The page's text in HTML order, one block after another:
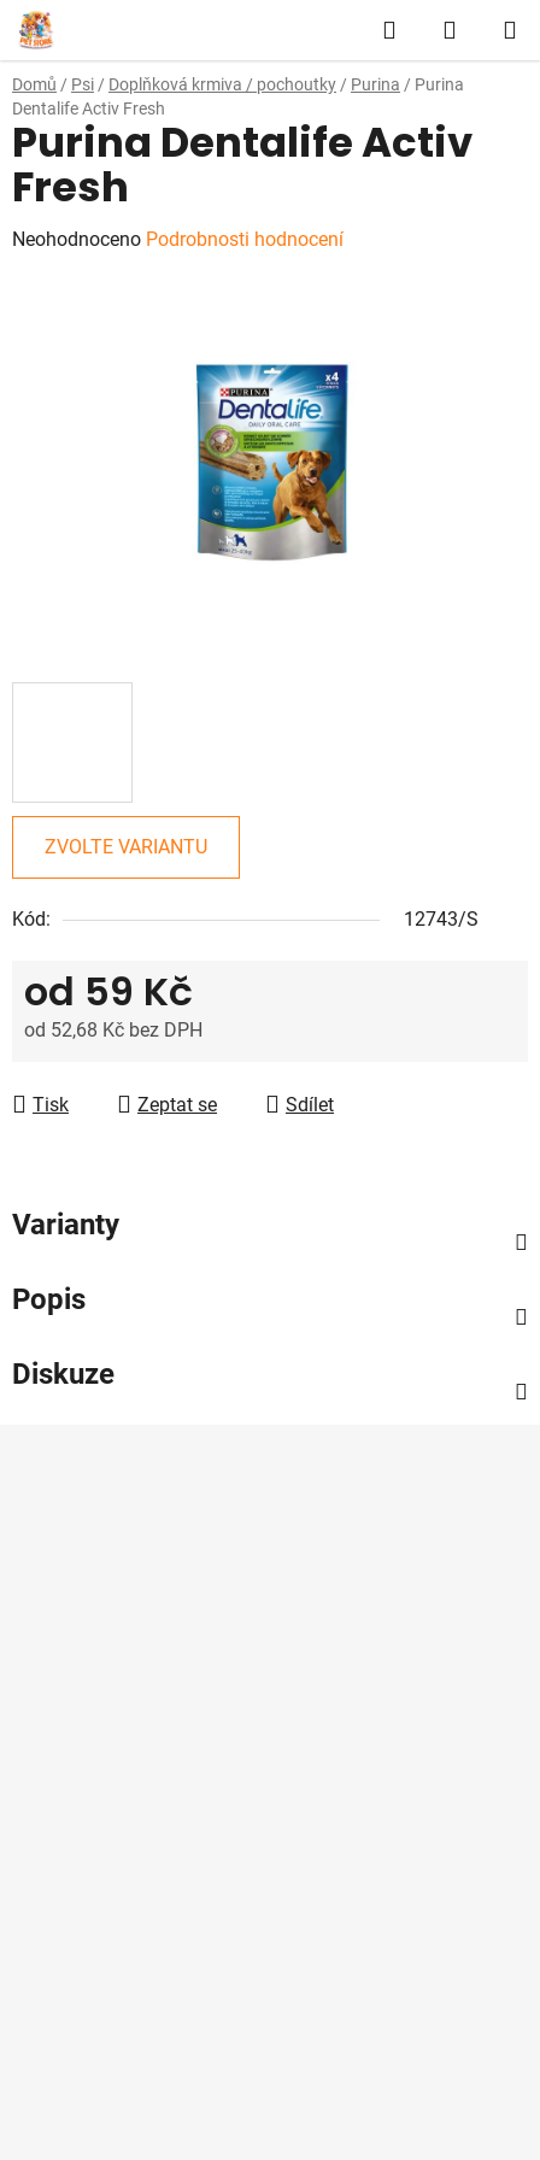
Přejít
na
obsah
Hledat
KOŠÍK
Domů / Psi / Doplňková krmiva / pochoutky / Purina / Purina
Dentalife Activ Fresh
ZVOLTE VARIANTU
Kód: 12743/S
od 59 Kč
od 52,68 Kč bez DPH
Tisk
Zeptat se Sdílet
Purina Dentalife Activ
Fresh
Průměrné
Neohodnoceno Podrobnosti hodnocení
Varianty
Popis
Diskuze